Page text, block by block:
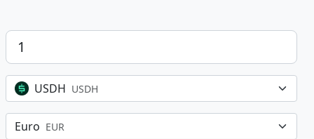
Betrag
USDH USDH
Euro EUR